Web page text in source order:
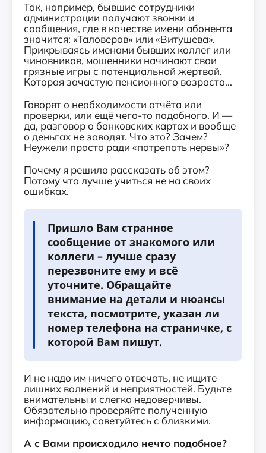
Так, например, бывшие сотрудники
администрации получают звонки и
сообщения, где в качестве имени абонента
значится: «Таловеров» или «Витушева».
Прикрываясь именами бывших коллег или
чиновников, мошенники начинают свои
грязные игры с потенциальной жертвой.
Которая зачастую пенсионного возраста...
Говорят о необходимости отчёта или
проверки, или ещё чего-то подобного. И —
да, разговор о банковских картах и вообще
о деньгах не заводят. Что это? Зачем?
Неужели просто ради «потрепать нервы»?
Почему я решила рассказать об этом?
Потому что лучше учиться не на своих
ошибках.
Пришло Вам странное
сообщение от знакомого или
коллеги – лучше сразу
перезвоните ему и всё
уточните. Обращайте
внимание на детали и нюансы
текста, посмотрите, указан ли
номер телефона на страничке, с
которой Вам пишут.
И не надо им ничего отвечать, не ищите
лишних волнений и неприятностей. Будьте
внимательны и слегка недоверчивы.
Обязательно проверяйте полученную
информацию, советуйтесь с близкими.
А с Вами происходило нечто подобное?